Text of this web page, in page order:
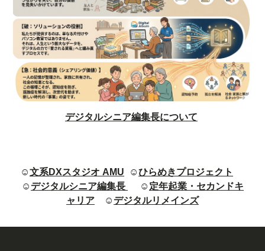
デジタルシニア編集長について
☺文系DXスタジオ AMU ☺ひらめきプロジェクト
☺ デジタルシニア編集長 ☺ 定年起業・セカンドキ
ャリア
☺ デジタルリメインズ